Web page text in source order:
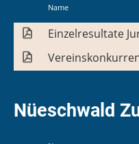
Name
Einzelresultate
Nüeschwald